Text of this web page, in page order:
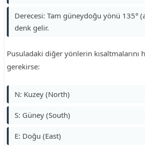
Derecesi: Tam güneydoğu yönü 135°
denk gelir.
Pusuladaki diğer yönlerin kısaltmalarını
gerekirse:
N: Kuzey (North)
S: Güney (South)
E: Doğu (East)